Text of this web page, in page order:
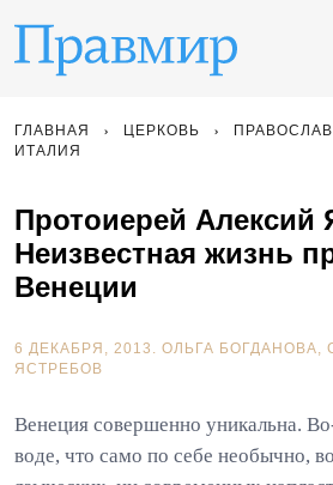
ГЛАВНАЯ ЦЕРКОВЬ
ИТАЛИЯ
Протоиерей Алексий
Неизвестная жизнь
Венеции
6 ДЕКАБРЯ, 2013. ОЛЬГА БОГДАНОВА
ЯСТРЕБОВ
Венеция совершенно уникальна.
воде, что само по себе необычно,